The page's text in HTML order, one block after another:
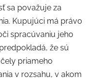
sa považuje za
Kupujúci má právo
spracúvaniu jeho
že sú
priameho
v rozsahu, v akom